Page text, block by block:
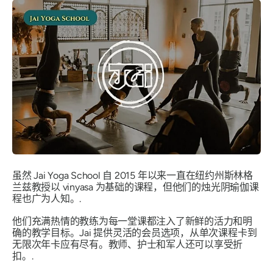
虽然 Jai Yoga School 自 2015 年以来一直在纽约州斯林格
兰兹教授以 vinyasa 为基础的课程，但他们的烛光阴瑜伽课
程也广为人知。.
他们充满热情的教练为每一堂课都注入了新鲜的活力和明
确的教学目标。Jai 提供灵活的会员选项，从单次课程卡到
无限次年卡应有尽有。教师、护士和军人还可以享受折
扣。.